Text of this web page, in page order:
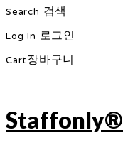
Search 검색
Log In 로그인
Cart장바구니
Staffonly®